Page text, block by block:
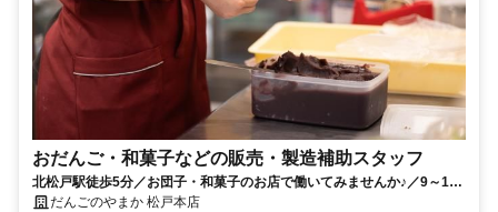
おだんご・和菓子などの販売・製造補助スタッフ
北松戸駅徒歩5分／お団子・和菓子のお店で働いてみませんか♪／9～15
時勤務／扶養範囲内OK／
だんごのやまか 松戸本店